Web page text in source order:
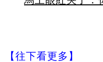
【往下看更多】